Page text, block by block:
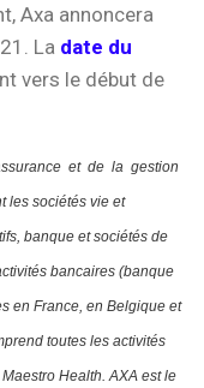
Axa annoncera
La date du
vers le début de
et de la gestion
les sociétés vie et
banque et sociétés de
bancaires (banque
en France, en Belgique et
toutes les activités
Health. AXA estle